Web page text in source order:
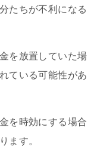
たちが不利になる
を放置していた場
ている可能性があ
を時効にする場合
ます。